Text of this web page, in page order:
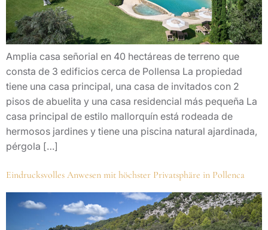
Amplia casa señorial en 40 hectáreas de terreno que
consta de 3 edificios cerca de Pollensa La propiedad
tiene una casa principal, una casa de invitados con 2
pisos de abuelita y una casa residencial más pequeña La
casa principal de estilo mallorquín está rodeada de
hermosos jardines y tiene una piscina natural ajardinada,
pérgola […]
Eindrucksvolles Anwesen mit höchster Privatsphäre in Pollenca